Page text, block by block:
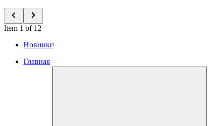
Item 1 of 12
Новинки
Главная